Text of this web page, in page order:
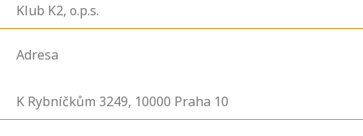
Klub K2, o.p.s.
Adresa
K Rybníčkům 3249, 10000 Praha 10